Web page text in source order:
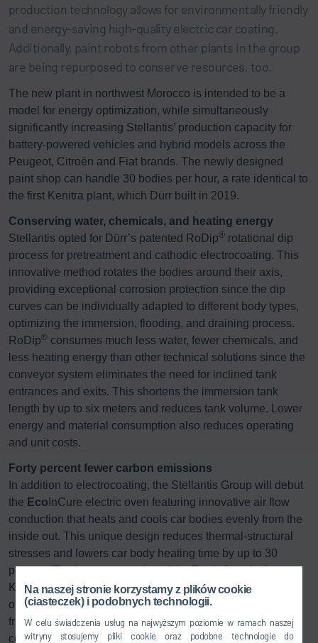
Na naszej stronie korzystamy z plików cookie
(ciasteczek) i podobnych technologii.
W celu świadczenia usług na najwyższym poziomie w ramach naszej
witryny stosujemy pliki cookie oraz podobne technologie do
production technology allows for environmentally friendly
and energy-saving high-quality electric car coating.
Additionally, paint robots from other plants in the group
are being repurposed to conserve resources, too.
The new plant in northwest Morocco is intended to be a
model for energy optimization, while simultaneously
significantly increasing Stellantis’ production capacity for
battery-powered vehicles and hybrid models across the
Peugeot, Citroën and Fiat brands. The newly designed
paint shop can handle 30 bodies per hour, a rate identical to
the first Kenitra plant, which Dürr built in 2019.
Conserving water, chemicals, and heating energy
Stellantis opted for Dürr’s patented RoDip® rotational dip
process for pretreatment and cathodic electrocoating. This
innovative method rotates the bodies around their axis,
providing exceptional corrosion protection since the dip
curves can be individually adapted to different body types,
optimizing the immersion, flooding, and draining process.
RoDip® consumes much less water, fewer chemicals, and
less heating energy than other technical solutions since the
conveyor system eliminates the need for inclined tank
entrances and exits. This shortens the immersion tank
length by up to six meters and reduces tank volume. Lower
energy and material consumption also reduces operating
and unit costs.
Forty percent fewer carbon emissions
In addition to electrocoating, the Stellantis Group will debut
the Eco InCure electric oven featuring innovative air flow
conduction that heats and cools car bodies evenly from the
inside out. This unique design reduces thermal-structural
stresses and lowers car body heating time by up to 30
percent. The latest generation of theEcoInCure in the
Kenitra plant makes fossil-fuel independence possible by
operating with green electricity for an environmentally-
friendly approach. Compared with its gas-powered
counterpart, the electric
EcoInCure reduces paint shop